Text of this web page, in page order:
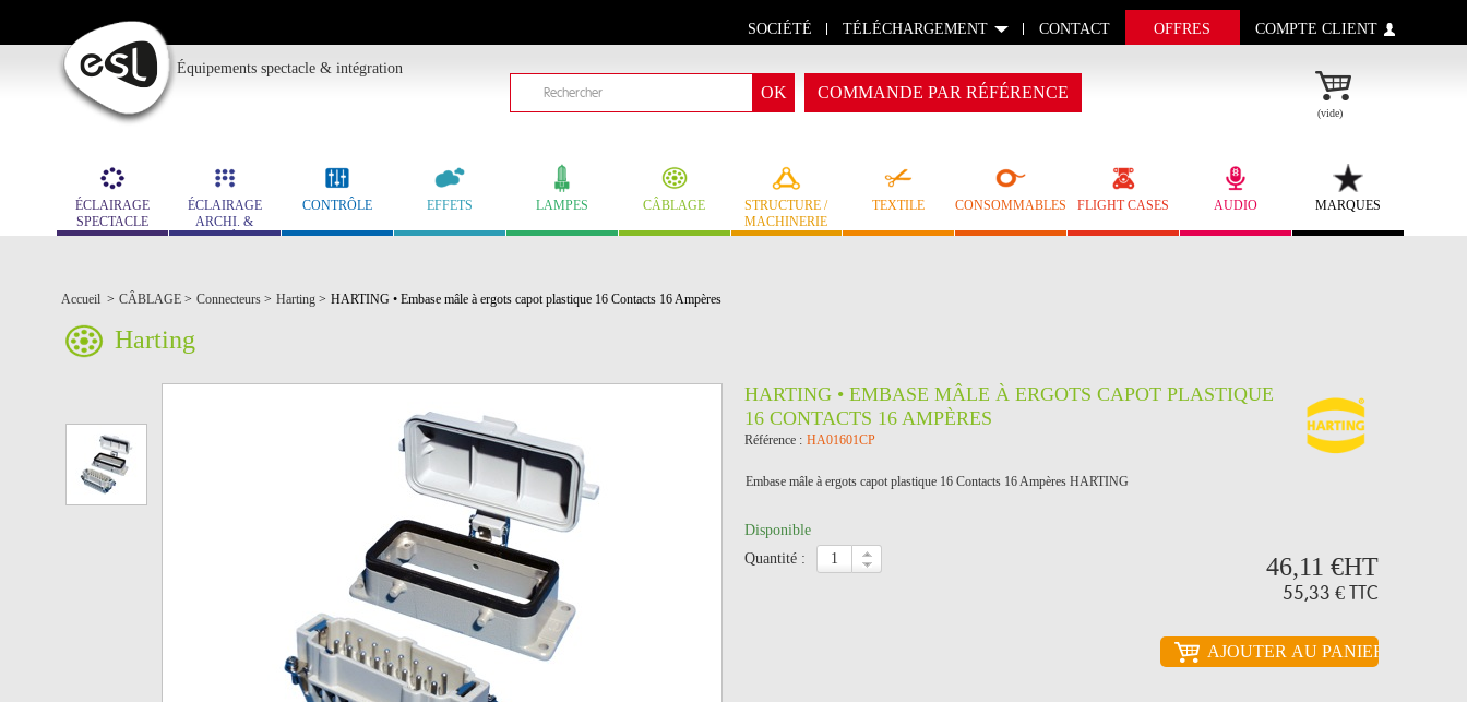
SOCIÉTÉ TÉLÉCHARGEMENT CONTACT OFFRES COMPTE CLIENT
Équipements spectacle & intégration
(vide)
COMMANDE PAR RÉFÉRENCE
ÉCLAIRAGE
SPECTACLE
ÉCLAIRAGE
ARCHI. &
MUSÉO.
CONTRÔLE EFFETS LAMPES CÂBLAGE
STRUCTURE /
MACHINERIE
TEXTILE CONSOMMABLES FLIGHT CASES AUDIO MARQUES
Accueil > CÂBLAGE > Connecteurs > Harting > HARTING • Embase mâle à ergots capot plastique 16 Contacts 16 Ampères
Harting
HARTING • EMBASE MÂLE À ERGOTS CAPOT PLASTIQUE
16 CONTACTS 16 AMPÈRES
Référence : HA01601CP
Embase mâle à ergots capot plastique 16 Contacts 16 Ampères HARTING
Disponible
quantité :
46,11 €HT
55,33 € TTC